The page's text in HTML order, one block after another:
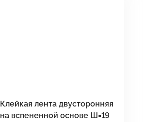
Клейкая лента двусторонняя
на вспененной основе Ш=19